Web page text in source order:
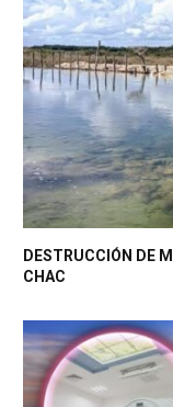
DESTRUCCIÓN DE
CHAC